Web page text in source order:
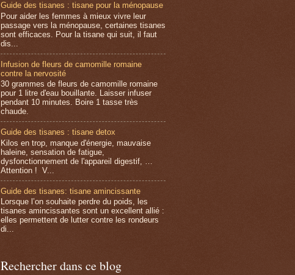
Guide des tisanes : tisane pour la ménopause
Pour aider les femmes à mieux vivre leur
passage vers la ménopause, certaines tisanes
sont efficaces. Pour la tisane qui suit, il faut
dis...
Infusion de fleurs de camomille romaine
contre la nervosité
30 grammes de fleurs de camomille romaine
pour 1 litre d'eau bouillante. Laisser infuser
pendant 10 minutes. Boire 1 tasse très
chaude.
Guide des tisanes : tisane detox
Kilos en trop, manque d'énergie, mauvaise
haleine, sensation de fatigue,
dysfonctionnement de l'appareil digestif, …
Attention ! V...
Guide des tisanes: tisane amincissante
Lorsque l’on souhaite perdre du poids, les
tisanes amincissantes sont un excellent allié :
elles permettent de lutter contre les rondeurs
di...
Rechercher dans ce blog